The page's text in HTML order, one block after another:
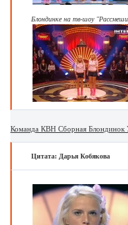
Блондинке на тв-шоу
Команда КВН Сборная Блондинок
Цитата: Дарья Кобякова